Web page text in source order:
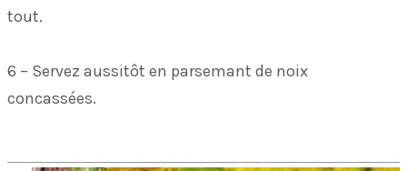
tout.
6 – Servez aussitôt en parsemant de noix
concassées.